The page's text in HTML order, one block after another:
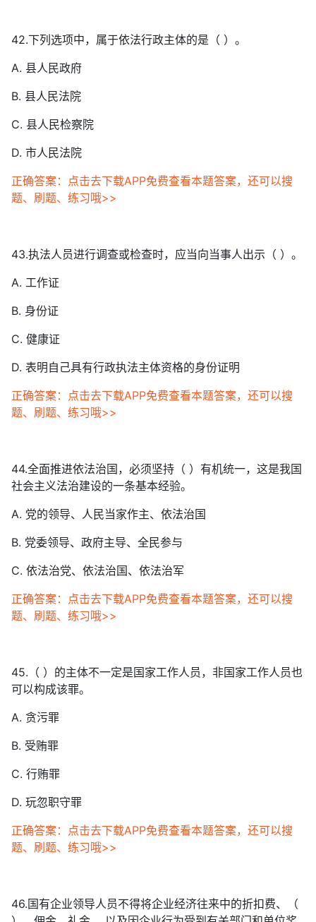
42.下列选项中，属于依法行政主体的是（ ）。
A. 县人民政府
B. 县人民法院
C. 县人民检察院
D. 市人民法院
正确答案：点击去下载APP免费查看本题答案，还可以搜
题、刷题、练习哦>>
43.执法人员进行调查或检查时，应当向当事人出示（ ）。
A. 工作证
B. 身份证
C. 健康证
D. 表明自己具有行政执法主体资格的身份证明
正确答案：点击去下载APP免费查看本题答案，还可以搜
题、刷题、练习哦>>
44.全面推进依法治国，必须坚持（ ）有机统一，这是我国
社会主义法治建设的一条基本经验。
A. 党的领导、人民当家作主、依法治国
B. 党委领导、政府主导、全民参与
C. 依法治党、依法治国、依法治军
正确答案：点击去下载APP免费查看本题答案，还可以搜
题、刷题、练习哦>>
45.（ ）的主体不一定是国家工作人员，非国家工作人员也
可以构成该罪。
A. 贪污罪
B. 受贿罪
C. 行贿罪
D. 玩忽职守罪
正确答案：点击去下载APP免费查看本题答案，还可以搜
题、刷题、练习哦>>
46.国有企业领导人员不得将企业经济往来中的折扣费、（